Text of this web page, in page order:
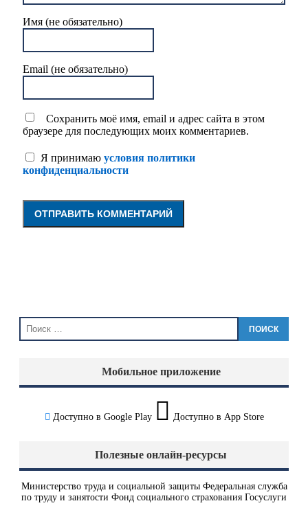
Имя (не обязательно)
Email (не обязательно)
Сохранить моё имя, email и адрес сайта в этом
браузере для последующих моих комментариев.
Я принимаю условия политики
конфиденциальности
ПОИСК
Мобильное приложение
Доступно в Google Play Доступно в App Store
Полезные онлайн-ресурсы
Министерство труда и социальной защиты Федеральная служба
по труду и занятости Фонд социального страхования Госуслуги